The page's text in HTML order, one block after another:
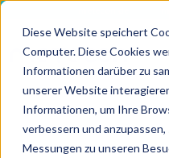
Diese Website speichert
Computer. Diese Cookies
Informationen darüber zu
unserer Website
Informationen, um Ihre
verbessern und
Messungen zu unseren